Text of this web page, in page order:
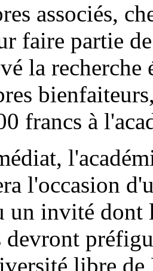
associés,
faire partie
la recherche
francs à
l'occasion
un invité dont
libre de